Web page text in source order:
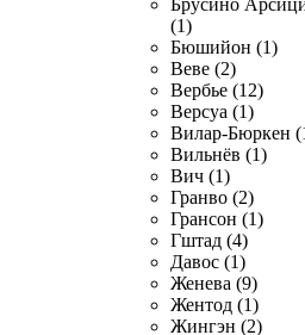
Брусино
(1)
Бюшийон (1)
Веве (2)
Вербье (12)
Версуа (1)
Вилар-Бюркен
Вильнёв (1)
Вич (1)
Гранво (2)
Грансон (1)
Гштад (4)
Давос (1)
Женева (9)
Жентод (1)
Жингэн (2)